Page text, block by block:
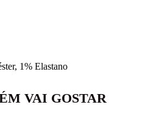
1% Elastano
VAI GOSTAR